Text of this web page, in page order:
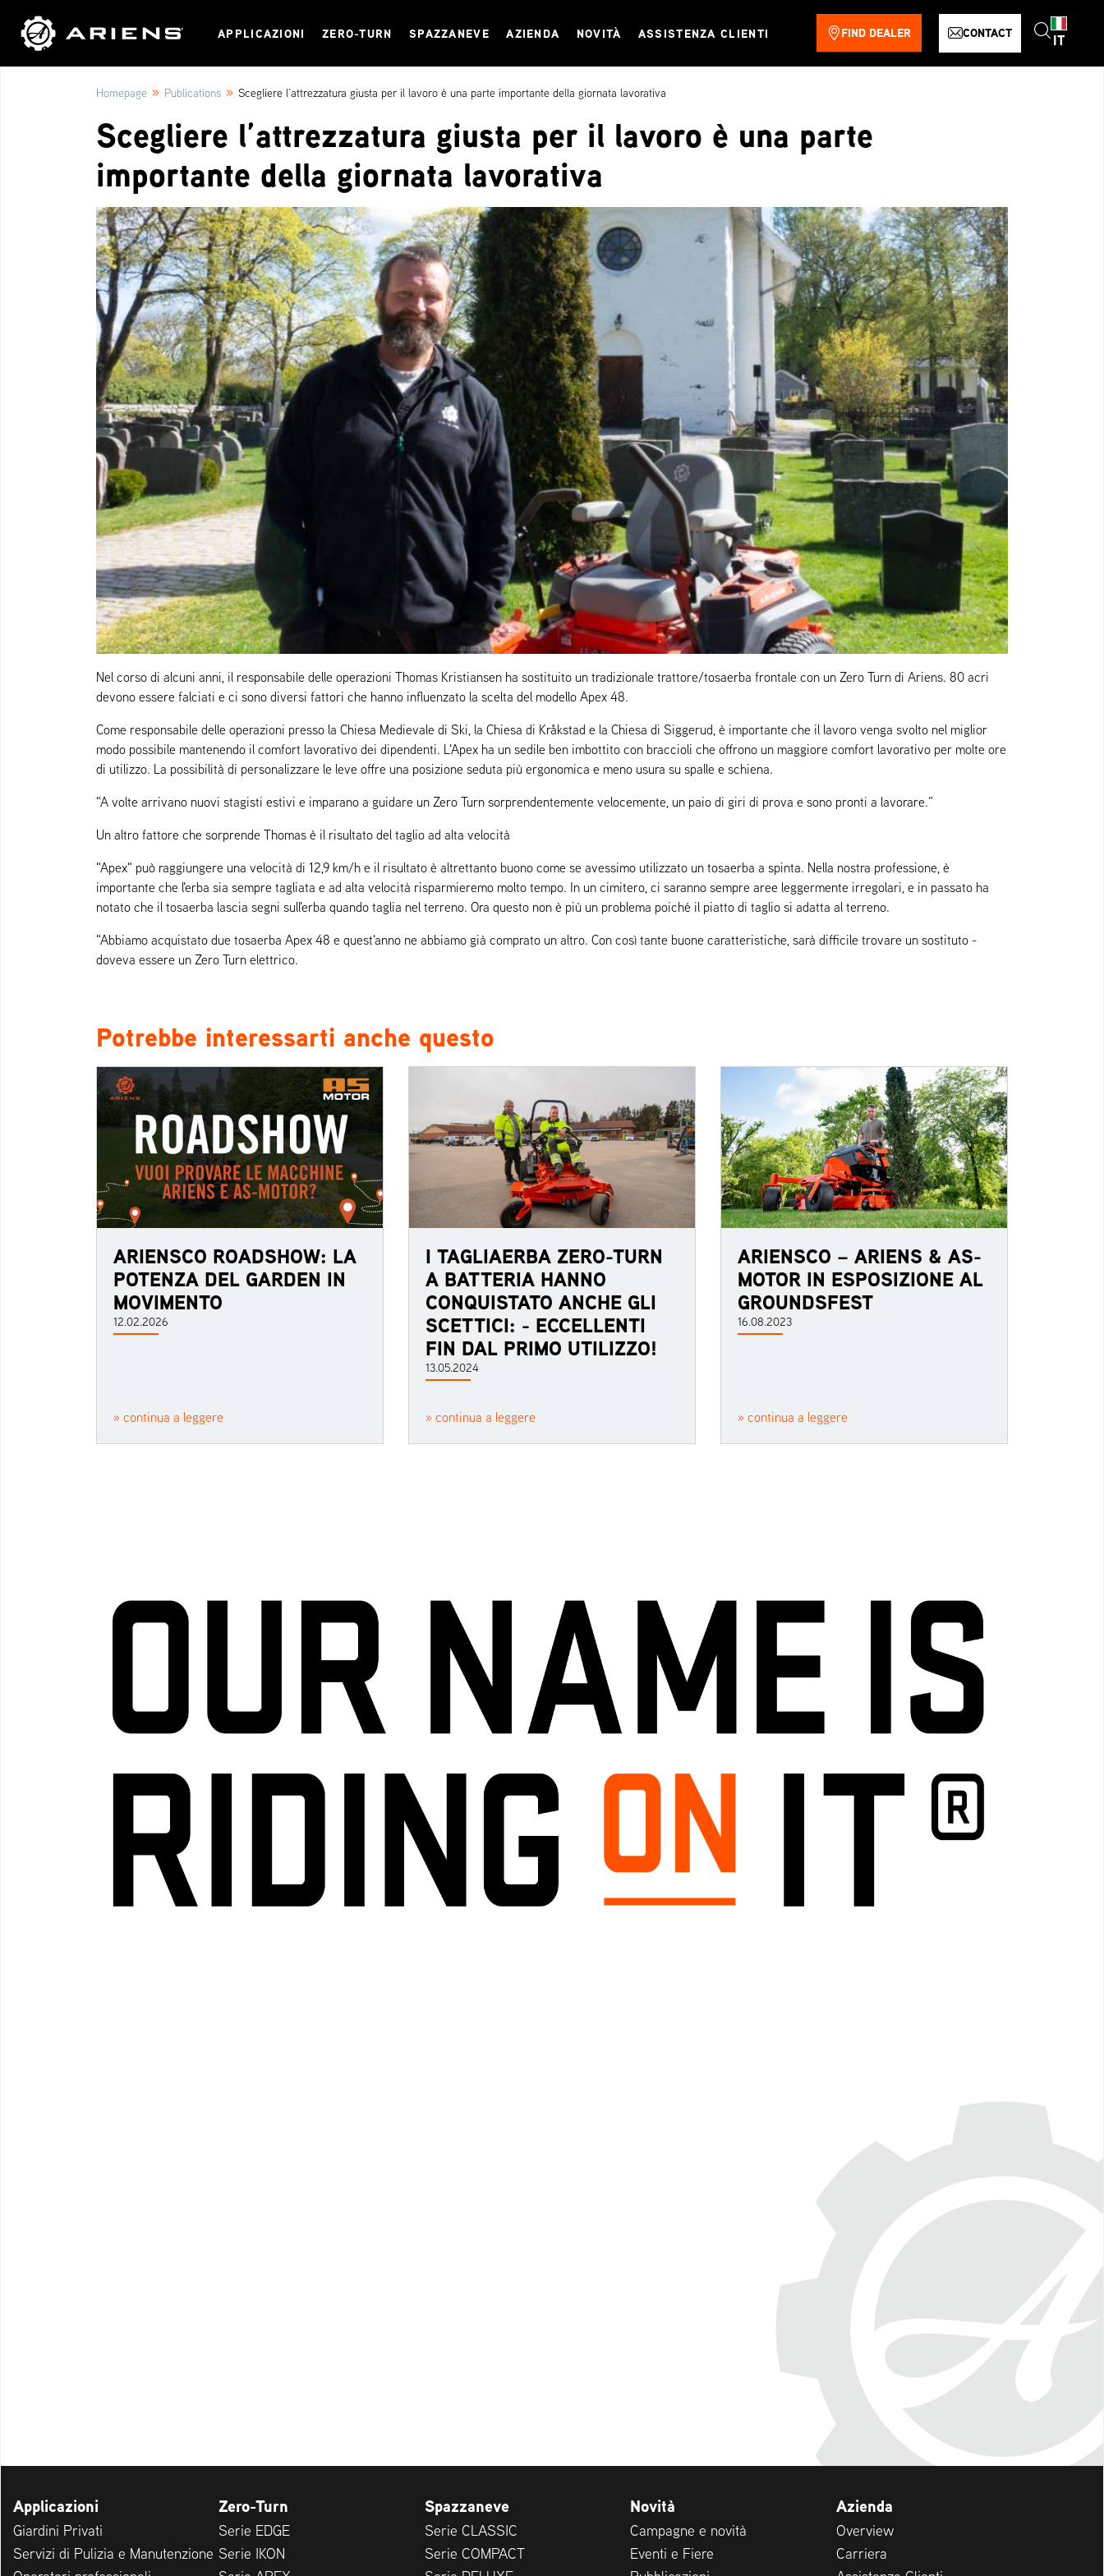
APPLICAZIONI ZERO-TURN SPAZZANEVE AZIENDA NOVITÀ ASSISTENZA CLIENTI FIND DEALER CONTACT IT
Homepage » Publications » Scegliere l’attrezzatura giusta per il lavoro è una parte importante della giornata lavorativa
Scegliere l’attrezzatura giusta per il lavoro è una parte
importante della giornata lavorativa
Nel corso di alcuni anni, il responsabile delle operazioni Thomas Kristiansen ha sostituito un tradizionale trattore/tosaerba frontale con un Zero Turn di Ariens. 80 acri
devono essere falciati e ci sono diversi fattori che hanno influenzato la scelta del modello Apex 48.
Come responsabile delle operazioni presso la Chiesa Medievale di Ski, la Chiesa di Kråkstad e la Chiesa di Siggerud, è importante che il lavoro venga svolto nel miglior
modo possibile mantenendo il comfort lavorativo dei dipendenti. L'Apex ha un sedile ben imbottito con braccioli che offrono un maggiore comfort lavorativo per molte ore
di utilizzo. La possibilità di personalizzare le leve offre una posizione seduta più ergonomica e meno usura su spalle e schiena.
"A volte arrivano nuovi stagisti estivi e imparano a guidare un Zero Turn sorprendentemente velocemente, un paio di giri di prova e sono pronti a lavorare.”
Un altro fattore che sorprende Thomas è il risultato del taglio ad alta velocità
"Apex" può raggiungere una velocità di 12,9 km/h e il risultato è altrettanto buono come se avessimo utilizzato un tosaerba a spinta. Nella nostra professione, è
importante che l'erba sia sempre tagliata e ad alta velocità risparmieremo molto tempo. In un cimitero, ci saranno sempre aree leggermente irregolari, e in passato ha
notato che il tosaerba lascia segni sull'erba quando taglia nel terreno. Ora questo non è più un problema poiché il piatto di taglio si adatta al terreno.
"Abbiamo acquistato due tosaerba Apex 48 e quest'anno ne abbiamo già comprato un altro. Con così tante buone caratteristiche, sarà difficile trovare un sostituto -
doveva essere un Zero Turn elettrico.
Potrebbe interessarti anche questo
ARIENSCO ROADSHOW: LA
POTENZA DEL GARDEN IN
MOVIMENTO
12.02.2026
» continua a leggere
I TAGLIAERBA ZERO-TURN
A BATTERIA HANNO
CONQUISTATO ANCHE GLI
SCETTICI: - ECCELLENTI
FIN DAL PRIMO UTILIZZO!
13.05.2024
» continua a leggere
ARIENSCO – ARIENS & AS-
MOTOR IN ESPOSIZIONE AL
GROUNDSFEST
16.08.2023
» continua a leggere
Applicazioni
Giardini Privati
Servizi di Pulizia e Manutenzione
Zero-Turn
Serie EDGE
Serie IKON
Spazzaneve
Serie CLASSIC
Serie COMPACT
Novità
Campagne e novità
Eventi e Fiere
Azienda
Overview
Carriera